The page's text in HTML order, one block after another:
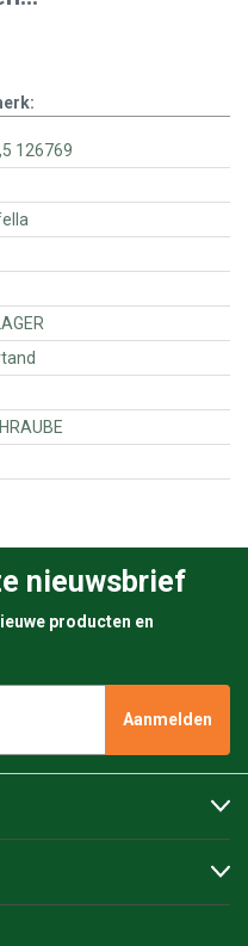
165X4,5 126769
r. fella
nieuwsbrief
producten en